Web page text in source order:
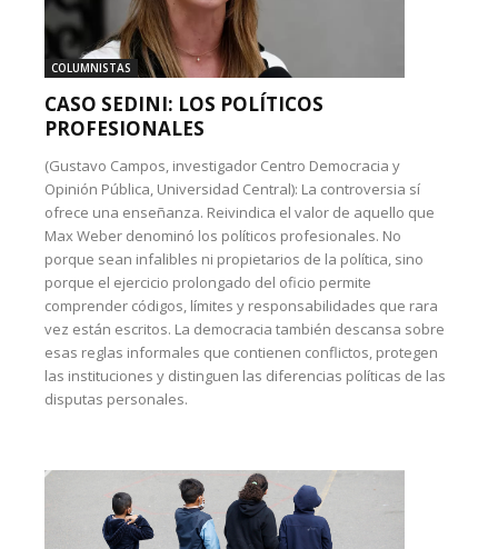
COLUMNISTAS
CASO SEDINI: LOS POLÍTICOS
PROFESIONALES
(Gustavo Campos, investigador Centro Democracia y
Opinión Pública, Universidad Central): La controversia sí
ofrece una enseñanza. Reivindica el valor de aquello que
Max Weber denominó los políticos profesionales. No
porque sean infalibles ni propietarios de la política, sino
porque el ejercicio prolongado del oficio permite
comprender códigos, límites y responsabilidades que rara
vez están escritos. La democracia también descansa sobre
esas reglas informales que contienen conflictos, protegen
las instituciones y distinguen las diferencias políticas de las
disputas personales.